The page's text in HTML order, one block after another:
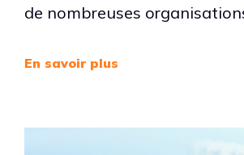
de nombreuses
En savoir plus